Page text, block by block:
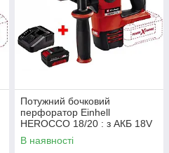
Потужний бочковий
перфоратор Einhell
HEROCCO 18/20 : з АКБ 18V
4,0 Ah, 2.2Дж, SDS-plus
(4513900 4512042)
В наявності